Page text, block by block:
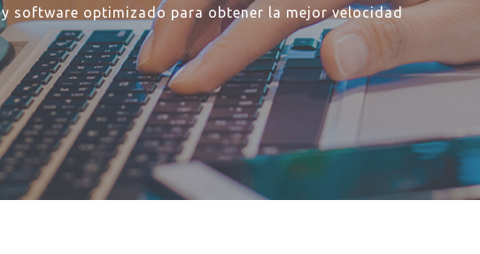
y software optimizado para obtener la mejor velocidad